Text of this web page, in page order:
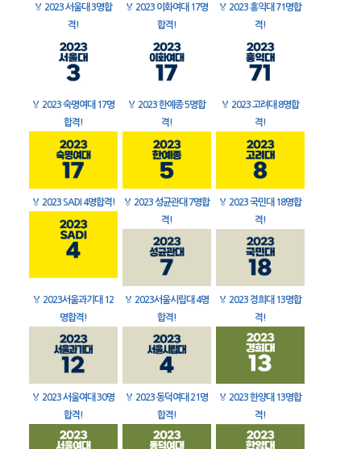
🏅 2023 서울대 3명합
격!
🏅 2023 이화여대 17명
합격!
🏅 2023 홍익대 71명합
격!
🏅 2023 숙명여대 17명
합격!
🏅 2023 한예종 5명합
격!
🏅 2023 고려대 8명합
격!
🏅 2023 SADI 4명합격! 🏅 2023 성균관대 7명합
격!
🏅 2023 국민대 18명합
격!
🏅 2023서울과기대 12
명합격!
🏅 2023서울시립대 4명
합격!
🏅 2023 경희대 13명합
격!
🏅 2023 서울여대 30명
합격!
🏅 2023 동덕여대 21명
합격!
🏅 2023 한양대 13명합
격!